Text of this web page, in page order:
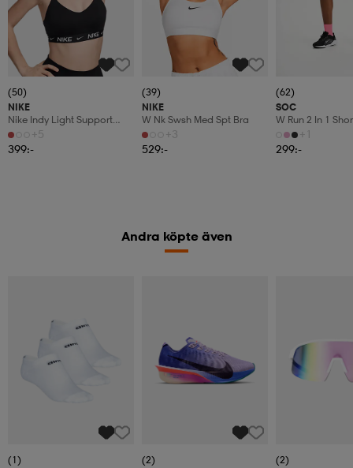
(50)
NIKE
Nike Indy Light Support
Women's Pad
+5
399:-
(39)
NIKE
W Nk Swsh Med Spt Bra
+3
529:-
(62)
SOC
W Run 2 In 1
+1
299:-
Andra köpte även
(1)
(2)
(2)